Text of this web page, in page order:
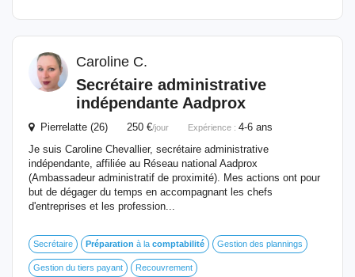
Caroline C.
Secrétaire administrative
indépendante Aadprox
Pierrelatte (26) 250 €/jour Expérience : 4-6 ans
Je suis Caroline Chevallier, secrétaire administrative
indépendante, affiliée au Réseau national Aadprox
(Ambassadeur administratif de proximité). Mes actions ont pour
but de dégager du temps en accompagnant les chefs
d'entreprises et les profession...
Secrétaire Préparation à la comptabilité Gestion des plannings
Gestion du tiers payant Recouvrement